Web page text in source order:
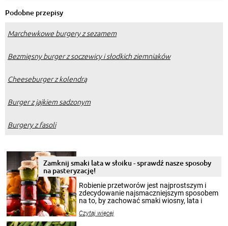
Podobne przepisy
Marchewkowe burgery z sezamem
Bezmięsny burger z soczewicy i słodkich ziemniaków
Cheeseburger z kolendrą
Burger z jajkiem sadzonym
Burgery z fasoli
Zamknij smaki lata w słoiku - sprawdź nasze sposoby
na pasteryzację!
Robienie przetworów jest najprostszym i
zdecydowanie najsmaczniejszym sposobem
na to, by zachować smaki wiosny, lata i
krajobrazów, by cieszyć nimi oko w sezonie
Czytaj więcej